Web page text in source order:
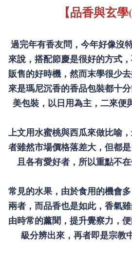
【品香與玄學
過完年有香友問，今年好像沒
來說，搭配節慶是很好的方式
販售的好時機，然而末學很少
來是瑪尼沉香的香品包裝都十
美包裝，以日用為主，二來便
上文用水蜜桃與西瓜來做比喻
者雖然市場價格落差大，但都
且各有愛好者，所以重點不在
常見的水果，由於食用的機會
兩者，而品香也是如此，香氣
由時常的薰聞，提升覺察力，
級分辨出來，再者即是宗教